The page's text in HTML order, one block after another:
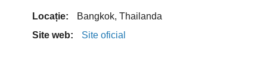
Locație:
Bangkok, Thailanda
Site web:
Site oficial